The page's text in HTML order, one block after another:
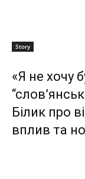
Story
«Я не хочу
Білик про
вплив та